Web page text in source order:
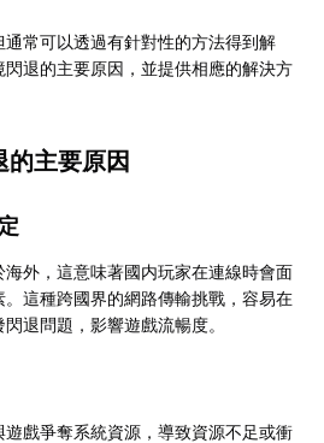
常可以透過有針對性的方法得到解
退的主要原因，並提供相應的解決方
主要原因
外，這意味著國内玩家在連線時會面
這種跨國界的網路傳輸挑戰，容易在
退問題，影響遊戲流暢度。
戲爭奪系統資源，導致資源不足或衝